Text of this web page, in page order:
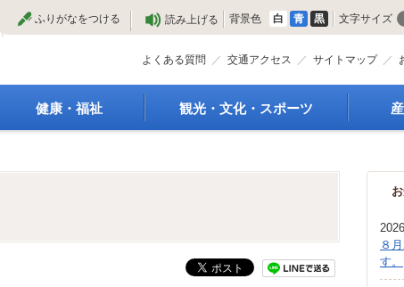
文
ふりがなをつける 読み上げる 背景色 白 青 黒 文字サイズ
よくある質問 交通アクセス サイトマップ
健康・福祉 観光・文化・スポーツ
スポーツ
商工
届出
企業の
８
す。